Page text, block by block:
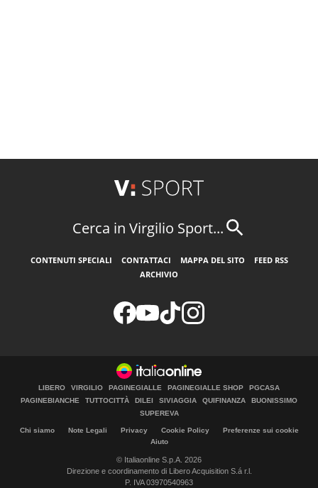
Cerca in Virgilio Sport...
CONTENUTI SPECIALI CONTATTACI MAPPA DEL SITO
FEED RSS
ARCHIVIO
LIBERO VIRGILIO PAGINEGIALLE PAGINEGIALLE SHOP
PGCASA
PAGINEBIANCHE
TUTTOCITTÀ DILEI SIVIAGGIA QUIFINANZA
BUONISSIMO
SUPEREVA
Chi siamo Note Legali Privacy Cookie Policy
Preferenze sui cookie
Aiuto
© Italiaonline S.p.A. 2026
Direzione e coordinamento di Libero Acquisition S.á r.l.
P. IVA 03970540963